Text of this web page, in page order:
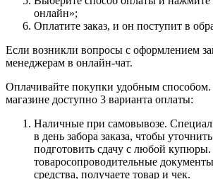
онлайн»;
Оплатите заказ, и он поступит в
Если возникли вопросы с оформлением
менеджерам в онлайн-чат.
Оплачивайте покупки удобным
магазине доступно 3 варианта оплаты:
Наличные при самовывозе.
в день забора заказа, чтобы
подготовить сдачу с любой
товаросопроводительные
средства, получаете товар и чек.